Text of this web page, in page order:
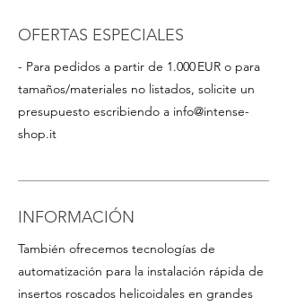
OFERTAS ESPECIALES
- Para pedidos a partir de 1.000 EUR o para
tamaños/materiales no listados, solicite un
presupuesto escribiendo a info@intense-
shop.it
INFORMACIÓN
También ofrecemos tecnologías de
automatización para la instalación rápida de
insertos roscados helicoidales en grandes